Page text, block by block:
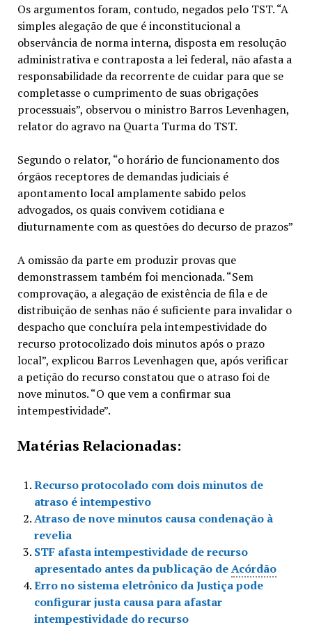
Os argumentos foram, contudo, negados pelo TST. “A
simples alegação de que é inconstitucional a
observância de norma interna, disposta em resolução
administrativa e contraposta a lei federal, não afasta a
responsabilidade da recorrente de cuidar para que se
completasse o cumprimento de suas obrigações
processuais”, observou o ministro Barros Levenhagen,
relator do agravo na Quarta Turma do TST.
Segundo o relator, “o horário de funcionamento dos
órgãos receptores de demandas judiciais é
apontamento local amplamente sabido pelos
advogados, os quais convivem cotidiana e
diuturnamente com as questões do decurso de prazos”
A omissão da parte em produzir provas que
demonstrassem também foi mencionada. “Sem
comprovação, a alegação de existência de fila e de
distribuição de senhas não é suficiente para invalidar o
despacho que concluíra pela intempestividade do
recurso protocolizado dois minutos após o prazo
local”, explicou Barros Levenhagen que, após verificar
a petição do recurso constatou que o atraso foi de
nove minutos. “O que vem a confirmar sua
intempestividade”.
Matérias Relacionadas:
Recurso protocolado com dois minutos de
atraso é intempestivo
Atraso de nove minutos causa condenação à
revelia
STF afasta intempestividade de recurso
apresentado antes da publicação deAcórdão
Erro no sistema eletrônico da Justiça pode
configurar justa causa para afastar
intempestividade do recurso